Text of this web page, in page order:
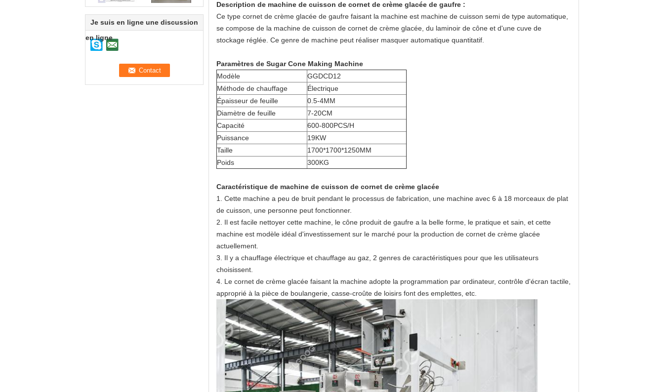
Je suis en ligne une discussion
en ligne
Description de machine de cuisson de cornet de crème glacée de gaufre :
Ce type cornet de crème glacée de gaufre faisant la machine est machine de cuisson semi de type automatique,
se compose de la machine de cuisson de cornet de crème glacée, du laminoir de cône et d'une cuve de
stockage réglée. Ce genre de machine peut réaliser masquer automatique quantitatif.
Paramètres de Sugar Cone Making Machine
Modèle
GGDCD12
Méthode de chauffage
Électrique
Épaisseur de feuille
0.5-4MM
Diamètre de feuille
7-20CM
Capacité
600-800PCS/H
Puissance
19KW
Taille
1700*1700*1250MM
Poids
300KG
Caractéristique de machine de cuisson de cornet de crème glacée
1. Cette machine a peu de bruit pendant le processus de fabrication, une machine avec 6 à 18 morceaux de plat
de cuisson, une personne peut fonctionner.
2. Il est facile nettoyer cette machine, le cône produit de gaufre a la belle forme, le pratique et sain, et cette
machine est modèle idéal d'investissement sur le marché pour la production de cornet de crème glacée
actuellement.
3. Il y a chauffage électrique et chauffage au gaz, 2 genres de caractéristiques pour que les utilisateurs
choisissent.
4. Le cornet de crème glacée faisant la machine adopte la programmation par ordinateur, contrôle d'écran tactile,
approprié à la pièce de boulangerie, casse-croûte de loisirs font des emplettes, etc.